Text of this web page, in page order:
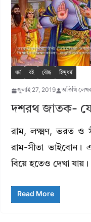
ধর্ম বই বৌদ্ধ হিন্দুধর্ম
জুলাই 27, 2019 অতিথি
দশরথ জাতক-
রাম, লক্ষ্মণ, ভরত ও
রাম-সীতা
বিয়ে হতেও দেখা যায়।
Read More